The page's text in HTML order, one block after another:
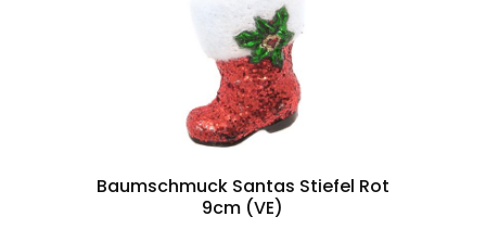
Baumschmuck Santas Stiefel Rot
9cm (VE)